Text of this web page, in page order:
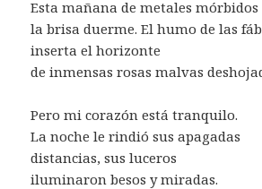
Esta mañana de metales mórbidos
la brisa duerme. El humo de las
inserta el horizonte
de inmensas rosas malvas
Pero mi corazón está tranquilo.
La noche le rindió sus apagadas
distancias, sus luceros
iluminaron besos y miradas.